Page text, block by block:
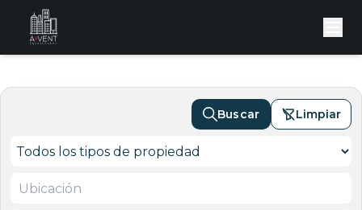
Buscar Limpiar